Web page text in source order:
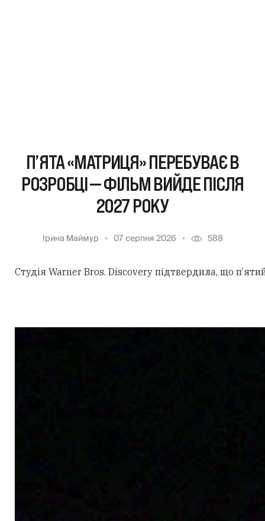
П’ЯТА «МАТРИЦЯ» ПЕРЕБУВАЄ В
РОЗРОБЦІ — ФІЛЬМ ВИЙДЕ ПІСЛЯ
2027 РОКУ
Ірина Маймур 07 серпня 2026 588
Студія Warner Bros. Discovery підтвердила, що